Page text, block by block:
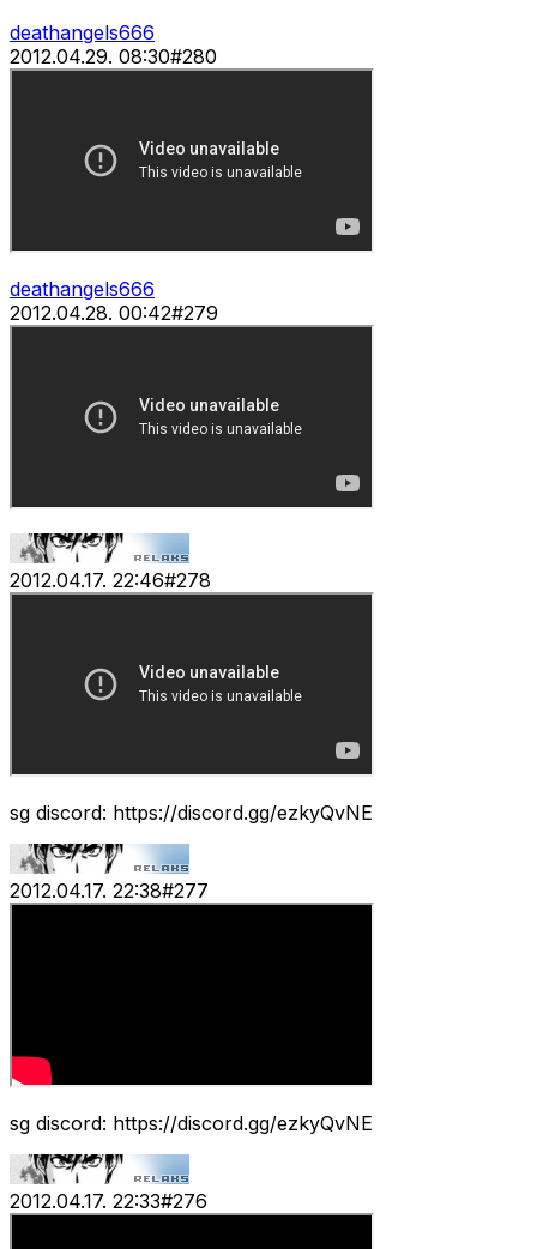
deathangels666
2012.04.29. 08:30#280
deathangels666
2012.04.28. 00:42#279
2012.04.17. 22:46#278
sg discord: https://discord.gg/ezkyQvNE
2012.04.17. 22:38#277
sg discord: https://discord.gg/ezkyQvNE
2012.04.17. 22:33#276